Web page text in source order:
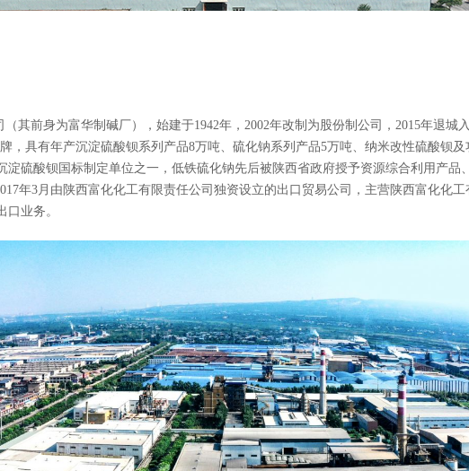
（其前身为富华制碱厂），始建于1942年，2002年改制为股份制公司，2015年退城
，具有年产沉淀硫酸钡系列产品8万吨、硫化钠系列产品5万吨、纳米改性硫酸钡
淀硫酸钡国标制定单位之一，低铁硫化钠先后被陕西省政府授予资源综合利用产品
年3月由陕西富化化工有限责任公司独资设立的出口贸易公司，主营陕西富化化
业务。